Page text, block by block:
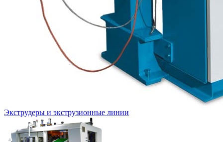
Экструдеры и экструзионные линии